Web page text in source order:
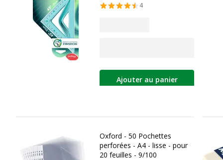
4
Ajouter au panier
Oxford - 50 Pochettes
perforées - A4 - lisse - pour
20 feuilles - 9/100